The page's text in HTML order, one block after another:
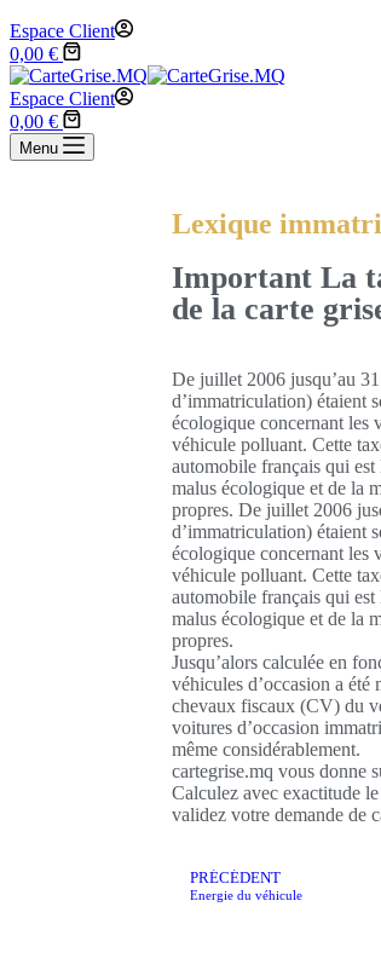
Espace Client
0,00 €
Espace Client
0,00 €
Menu
Lexique
Important La
de la carte
De juillet 2006 jusqu’au
d’immatriculation) étaient
écologique concernant les
véhicule polluant. Cette
automobile français qui
malus écologique et de la
propres. De juillet 2006
d’immatriculation) étaient
écologique concernant les
véhicule polluant. Cette
automobile français qui
malus écologique et de la
propres.
Jusqu’alors calculée en
véhicules d’occasion a
chevaux fiscaux (CV) du
voitures d’occasion
même considérablement.
cartegrise.mq vous donne
Calculez avec exactitude
validez votre demande de
PRÉCÉDENT
Energie du véhicule